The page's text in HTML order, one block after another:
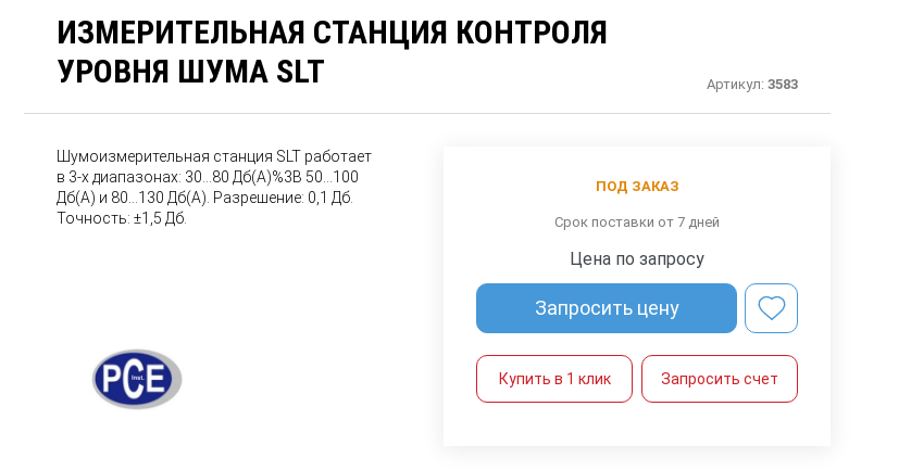
ИЗМЕРИТЕЛЬНАЯ СТАНЦИЯ КОНТРОЛЯ
УРОВНЯ ШУМА SLT
Артикул:3583
Шумоизмерительная станция SLT работает
в 3-х диапазонах: 30...80 Дб(A)%3B 50...100
Дб(A) и 80...130 Дб(A). Разрешение: 0,1 Дб.
Точность: ±1,5 Дб.
ПОД ЗАКАЗ
Срок поставки от 7 дней
Цена по запросу
Запросить цену
Купить в 1 клик Запросить счет